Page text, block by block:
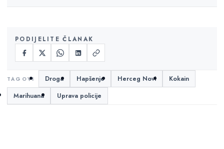
PODIJELITE ČLANAK
Droga Hapšenje Herceg Novi
Kokain
Marihuana
Uprava policije